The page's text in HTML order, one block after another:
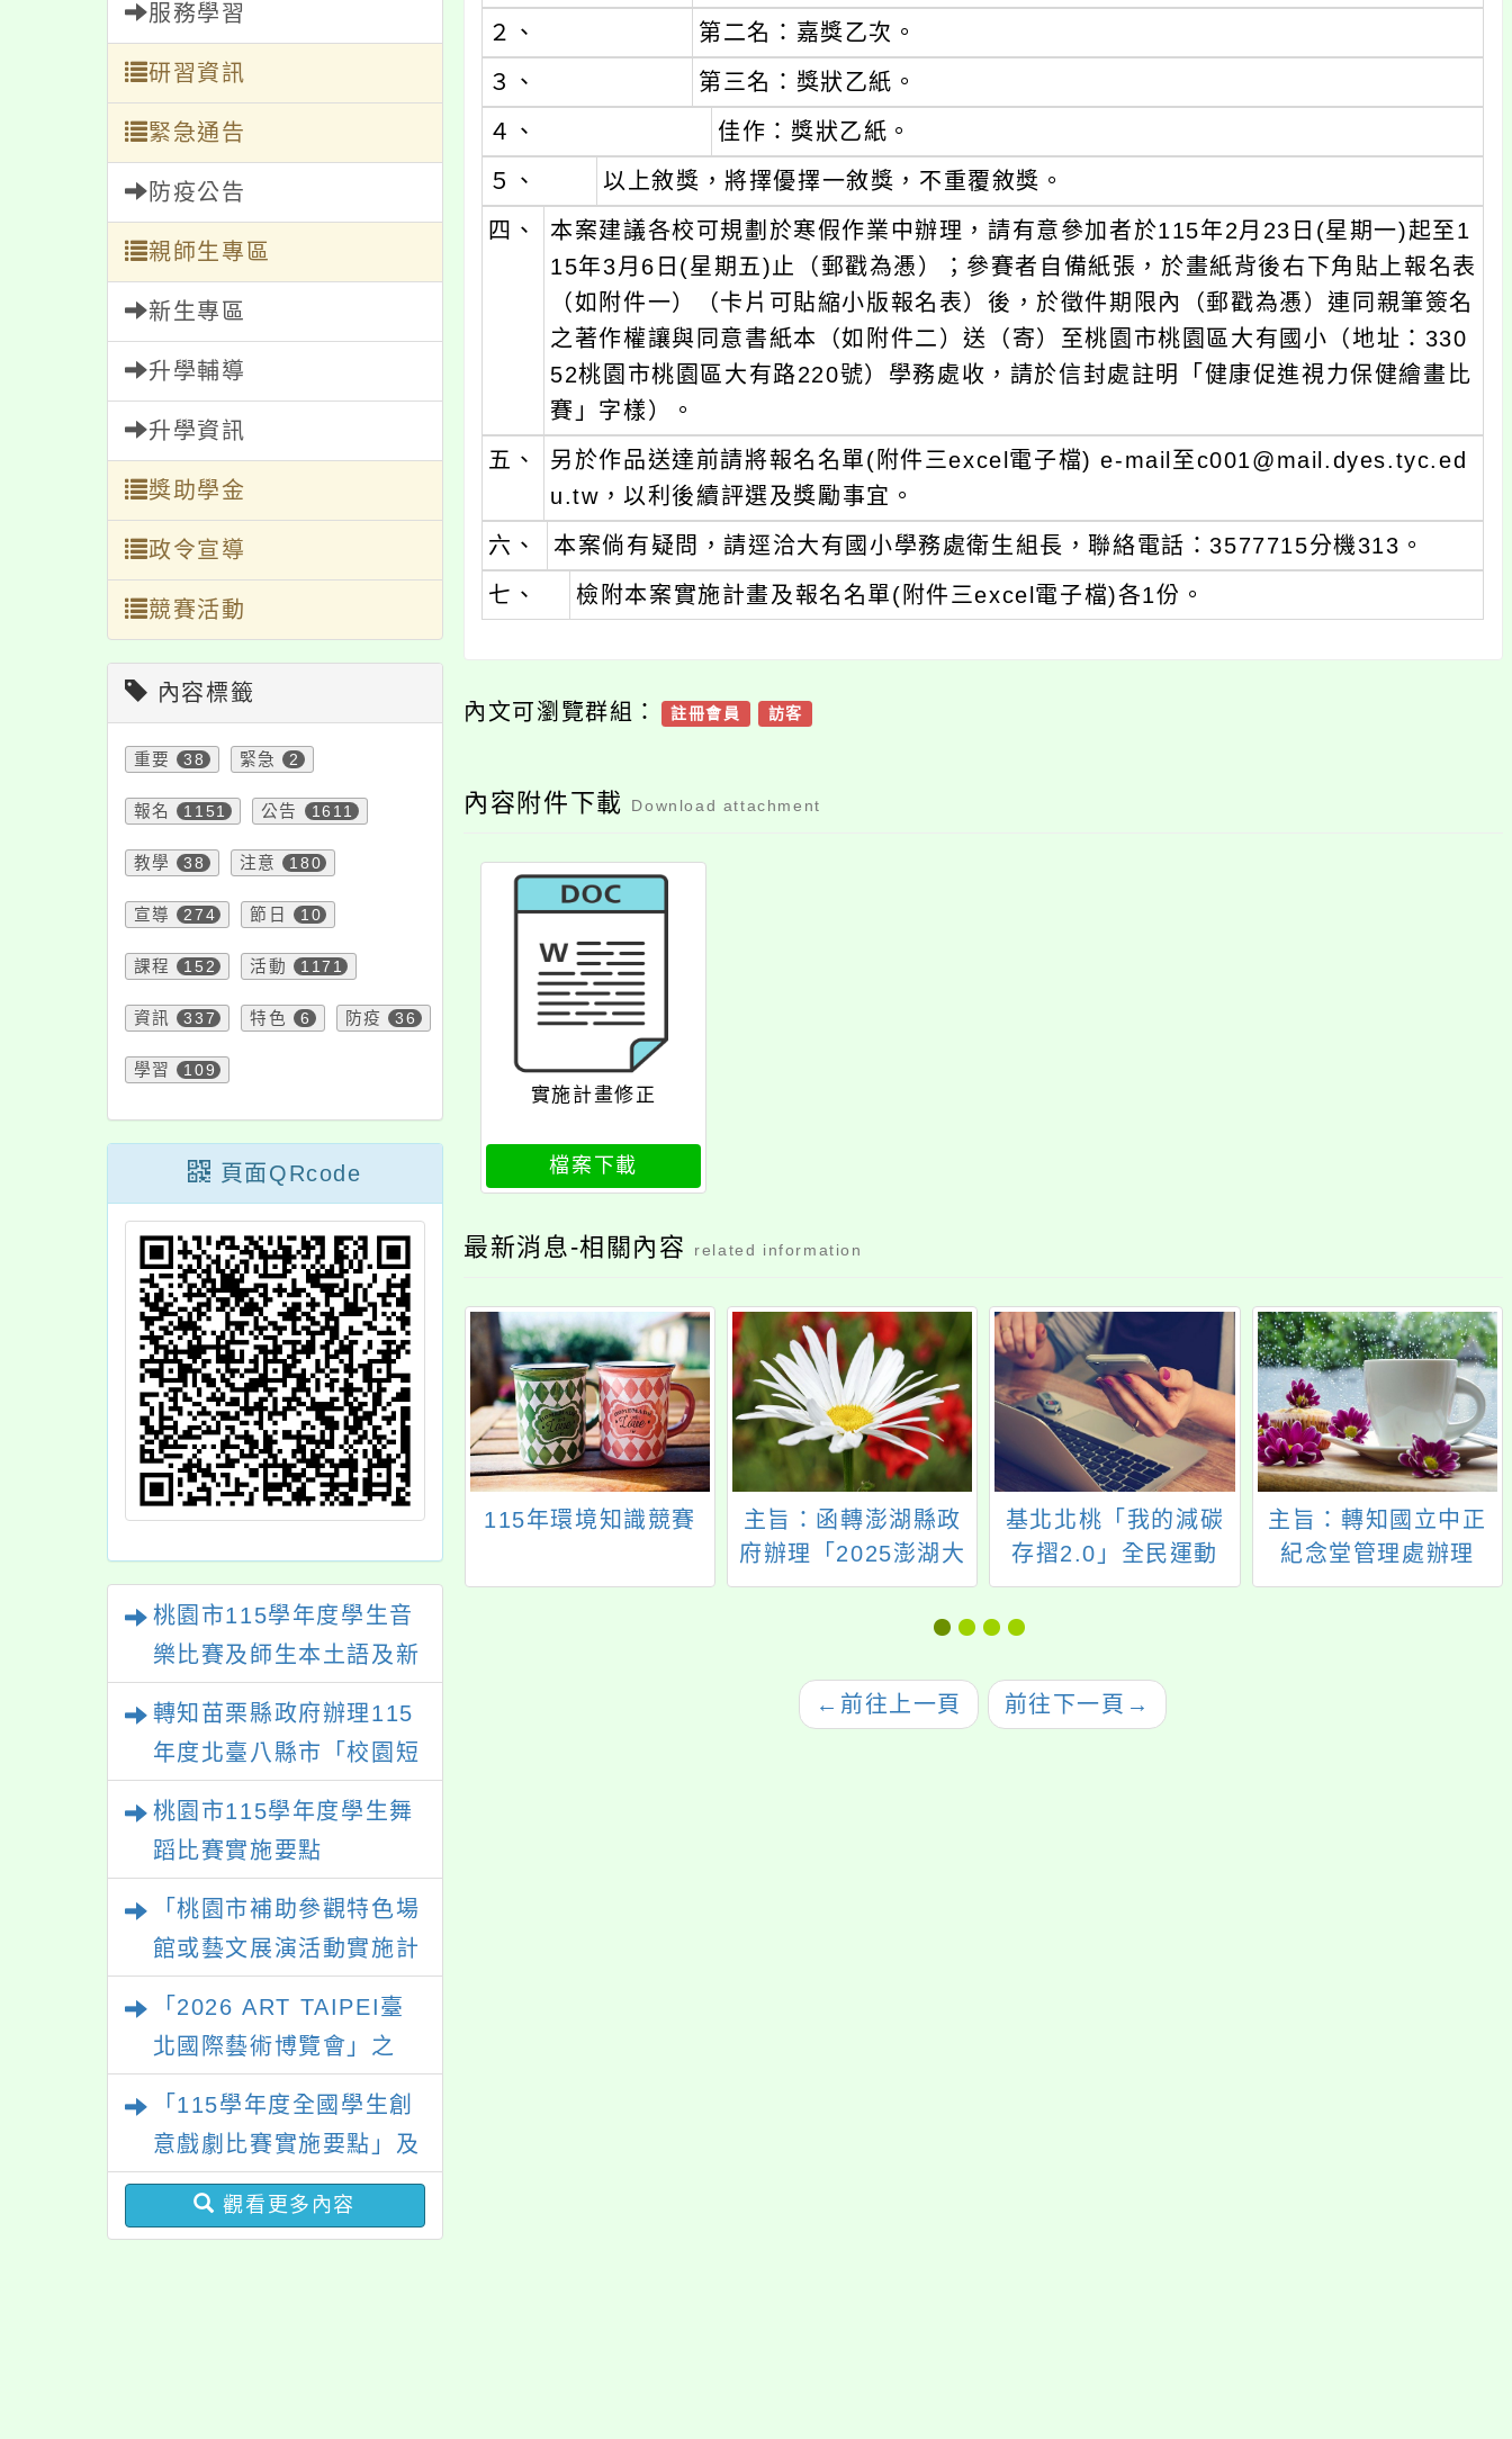
服務學習
研習資訊
緊急通告
防疫公告
親師生專區
新生專區
升學輔導
升學資訊
獎助學金
政令宣導
競賽活動
內容標籤
重要 38 緊急 2
報名 1151 公告 1611
教學 38 注意 180
宣導 274 節日 10
課程 152 活動 1171
資訊 337 特色 6 防疫 36
學習 109
頁面QRcode
桃園市115學年度學生音
樂比賽及師生本土語及新
轉知苗栗縣政府辦理115
年度北臺八縣市「校園短
桃園市115學年度學生舞
蹈比賽實施要點
「桃園市補助參觀特色場
館或藝文展演活動實施計
「2026 ART TAIPEI臺
北國際藝術博覽會」之
「115學年度全國學生創
意戲劇比賽實施要點」及
修正內容對照表
觀看更多內容
２、
第二名：嘉獎乙次。
３、
第三名：獎狀乙紙。
４、
佳作：獎狀乙紙。
５、
以上敘獎，將擇優擇一敘獎，不重覆敘獎。
四、
本案建議各校可規劃於寒假作業中辦理，請有意參加者於115年2月23日(星期一)起至1
15年3月6日(星期五)止（郵戳為慿）；參賽者自備紙張，於畫紙背後右下角貼上報名表
（如附件一）（卡片可貼縮小版報名表）後，於徵件期限內（郵戳為慿）連同親筆簽名
之著作權讓與同意書紙本（如附件二）送（寄）至桃園市桃園區大有國小（地址：330
52桃園市桃園區大有路220號）學務處收，請於信封處註明「健康促進視力保健繪畫比
賽」字樣）。
五、
另於作品送達前請將報名名單(附件三excel電子檔) e-mail至c001@mail.dyes.tyc.ed
u.tw，以利後續評選及獎勵事宜。
六、
本案倘有疑問，請逕洽大有國小學務處衛生組長，聯絡電話：3577715分機313。
七、
檢附本案實施計畫及報名名單(附件三excel電子檔)各1份。
內文可瀏覽群組： 註冊會員 訪客
內容附件下載 Download attachment
實施計畫修正
檔案下載
最新消息-相關內容 related information
轉知國家表演
心國家交響樂
理「NSO Live
」推廣活動一
協助公告並踴
名參與，請查
主旨：轉知中華民國
童軍總會(以下簡稱該
會)辦理「中華民國童
軍113年全國童軍服務
日」活動一案，請鼓
勵所屬踴躍報名參
加，請查照。
115年環境知識競賽
主旨：函轉澎湖縣政
府辦理「2025澎湖大
行軍」活動宣傳海報1
張，請學校踴躍報名
基北北桃「我的減碳
存摺2.0」全民運動
主旨：轉知國立中正
紀念堂管理處辦理
「自由花蕊」常設展
← 前往上一頁 前往下一頁 →